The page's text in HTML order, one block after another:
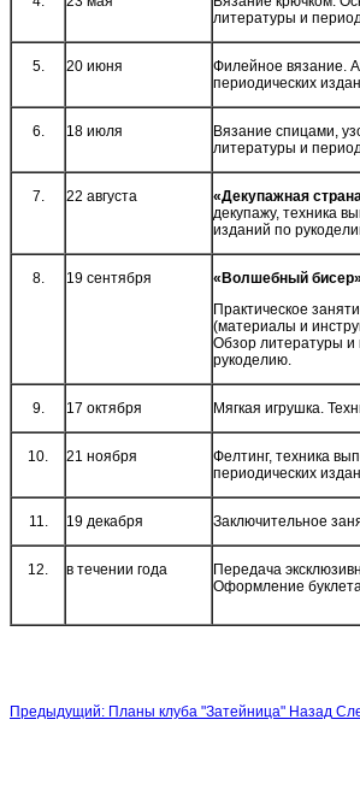
литературы и
5. 20 июня
Филейное вязание.
периодических
6. 18 июля
Вязание спицами,
литературы и
7. 22 августа «Декупажная
декупажу, техника
изданий по
8. 19 сентября
«Волшебный
Практическое
(материалы и
Обзор литературы и
рукоделию.
9. 17 октября Мягкая игрушка.
10. 21 ноября
Фелтинг, техника
периодических
11. 19 декабря Заключительное
12. в течении года
Передача
Оформление
Предыдущий: Планы клуба "Затейница" Назад